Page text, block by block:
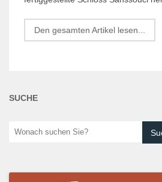
Den gesamten Artikel lesen...
SUCHE
Wonach